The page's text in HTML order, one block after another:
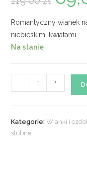
wynosiła:
Romantyczny wianek
niebieskimi kwiatami.
Na stanie
Wianek
304
- +
Kategorie:Wianki i
ślubne